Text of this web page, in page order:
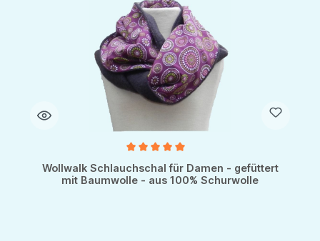
Wollwalk Schlauchschal für Damen - gefüttert
mit Baumwolle - aus 100% Schurwolle